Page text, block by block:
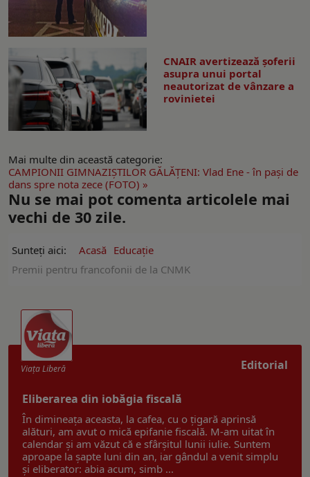
CNAIR avertizează șoferii
asupra unui portal
neautorizat de vânzare a
rovinietei
Mai multe din această categorie:
CAMPIONII GIMNAZIŞTILOR GĂLĂŢENI: Vlad Ene - în paşi de
dans spre nota zece (FOTO) »
Nu se mai pot comenta articolele mai
vechi de 30 zile.
Sunteți aici: Acasă Educație
Premii pentru francofonii de la CNMK
Editorial
Viaţa Liberă
Eliberarea din iobăgia fiscală
În dimineața aceasta, la cafea, cu o țigară aprinsă
alături, am avut o mică epifanie fiscală. M-am uitat în
calendar și am văzut că e sfârșitul lunii iulie. Suntem
aproape la șapte luni din an, iar gândul a venit simplu
și eliberator: abia acum, simb ...